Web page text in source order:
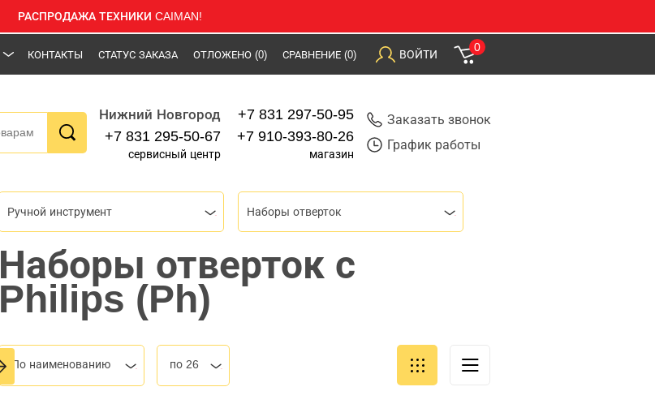
РАСПРОДАЖА ТЕХНИКИ CAIMAN!
КОНТАКТЫ СТАТУС ЗАКАЗА ОТЛОЖЕНО (0) СРАВНЕНИЕ (0) ВОЙТИ
0
Нижний Новгород
+7 831 295-50-67
сервисный центр
+7 831 297-50-95
+7 910-393-80-26
магазин
Заказать звонок
График работы
Ручной инструмент Наборы отверток
Наборы отверток с
Philips (Ph)
По наименованию по 26